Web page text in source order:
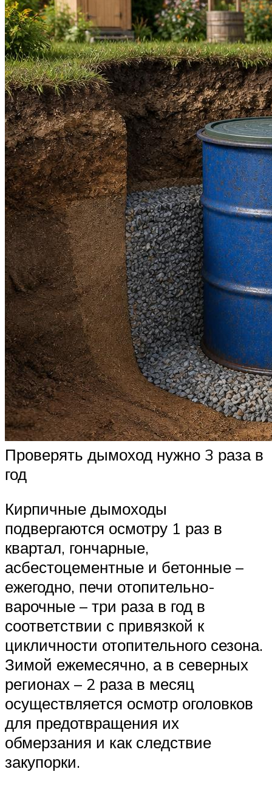
Проверять дымоход нужно 3 раза в
год
Кирпичные дымоходы
подвергаются осмотру 1 раз в
квартал, гончарные,
асбестоцементные и бетонные –
ежегодно, печи отопительно-
варочные – три раза в год в
соответствии с привязкой к
цикличности отопительного сезона.
Зимой ежемесячно, а в северных
регионах – 2 раза в месяц
осуществляется осмотр оголовков
для предотвращения их
обмерзания и как следствие
закупорки.